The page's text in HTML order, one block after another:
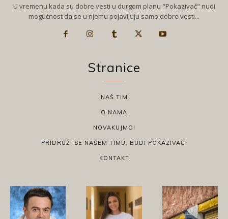
U vremenu kada su dobre vesti u durgom planu "Pokazivač" nudi
mogućnost da se u njemu pojavljuju samo dobre vesti...
Stranice
NAŠ TIM
O NAMA
NOVAKUJMO!
PRIDRUŽI SE NAŠEM TIMU, BUDI POKAZIVAČ!
KONTAKT